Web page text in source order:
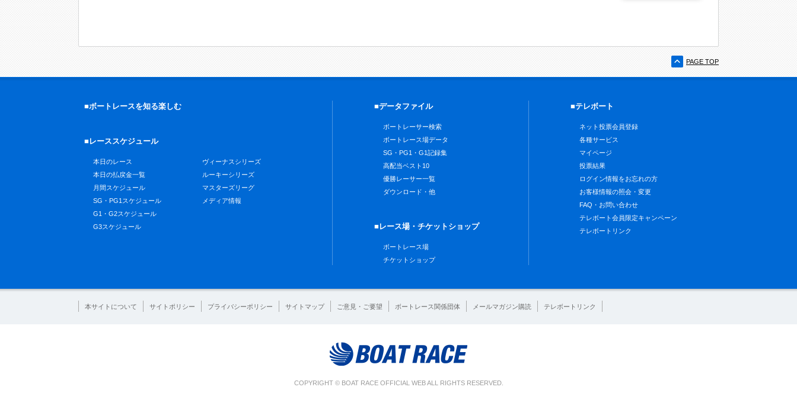
PAGE TOP
■ボートレースを知る楽しむ
■レーススケジュール
本日のレース
本日の払戻金一覧
月間スケジュール
SG・PG1スケジュール
G1・G2スケジュール
G3スケジュール
ヴィーナスシリーズ
ルーキーシリーズ
マスターズリーグ
メディア情報
■データファイル
ボートレーサー検索
ボートレース場データ
SG・PG1・G1記録集
高配当ベスト10
優勝レーサー一覧
ダウンロード・他
■レース場・チケットショップ
ボートレース場
チケットショップ
■テレボート
ネット投票会員登録
各種サービス
マイページ
投票結果
ログイン情報をお忘れの方
お客様情報の照会・変更
FAQ・お問い合わせ
テレボート会員限定キャンペーン
テレボートリンク
本サイトについて サイトポリシー プライバシーポリシー サイトマップ ご意見・ご要望 ボートレース関係団体 メールマガジン購読 テレボートリンク
COPYRIGHT © BOAT RACE OFFICIAL WEB ALL RIGHTS RESERVED.